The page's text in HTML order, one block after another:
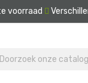
voorraad